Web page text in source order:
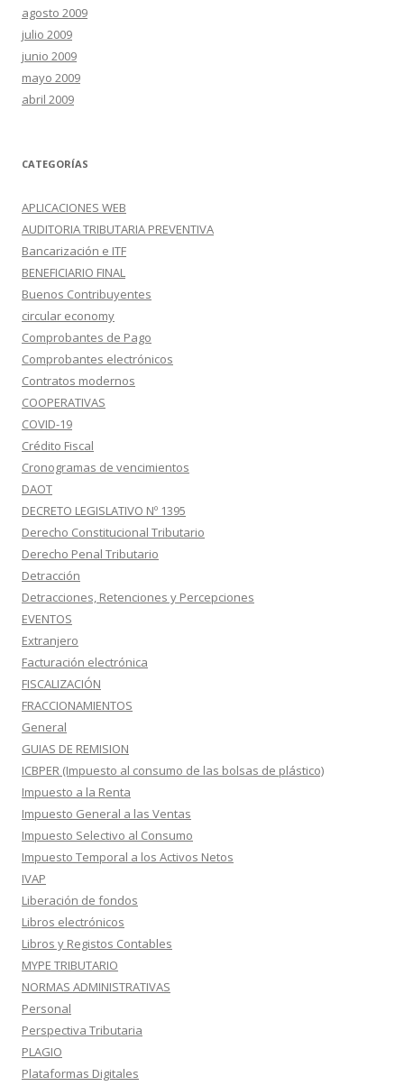
agosto 2009
julio 2009
junio 2009
mayo 2009
abril 2009
CATEGORÍAS
APLICACIONES WEB
AUDITORIA TRIBUTARIA PREVENTIVA
Bancarización e ITF
BENEFICIARIO FINAL
Buenos Contribuyentes
circular economy
Comprobantes de Pago
Comprobantes electrónicos
Contratos modernos
COOPERATIVAS
COVID-19
Crédito Fiscal
Cronogramas de vencimientos
DAOT
DECRETO LEGISLATIVO Nº 1395
Derecho Constitucional Tributario
Derecho Penal Tributario
Detracción
Detracciones, Retenciones y Percepciones
EVENTOS
Extranjero
Facturación electrónica
FISCALIZACIÓN
FRACCIONAMIENTOS
General
GUIAS DE REMISION
ICBPER (Impuesto al consumo de las bolsas de plástico)
Impuesto a la Renta
Impuesto General a las Ventas
Impuesto Selectivo al Consumo
Impuesto Temporal a los Activos Netos
IVAP
Liberación de fondos
Libros electrónicos
Libros y Registos Contables
MYPE TRIBUTARIO
NORMAS ADMINISTRATIVAS
Personal
Perspectiva Tributaria
PLAGIO
Plataformas Digitales